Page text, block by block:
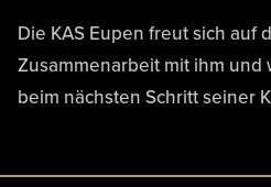
Die KAS Eupen freut sich auf
Zusammenarbeit mit ihm und
beim nächsten Schritt seiner